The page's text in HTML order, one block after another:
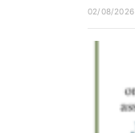
02/08/2026